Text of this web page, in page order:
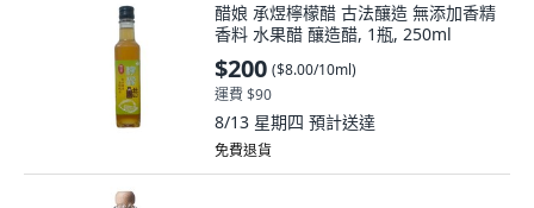
醋娘 承煜檸檬醋 古法釀造 無添加香精
香料 水果醋 釀造醋, 1瓶, 250ml
$200 ($8.00/10ml)
運費 $90
8/13 星期四 預計送達
免費退貨